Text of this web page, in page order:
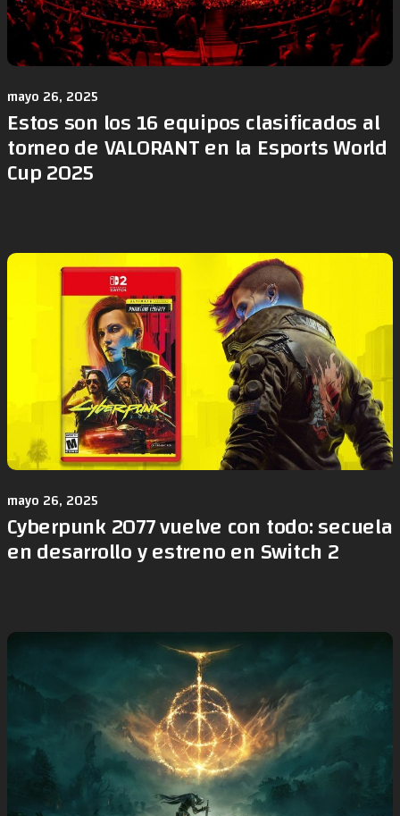
mayo 26, 2025
Estos son los 16 equipos clasificados al
torneo de VALORANT en la Esports World
Cup 2025
mayo 26, 2025
Cyberpunk 2077 vuelve con todo: secuela
en desarrollo y estreno en Switch 2